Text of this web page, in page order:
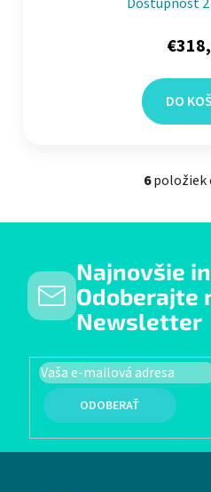
DO
6položiek
Najnovšie
Odoberajte
Newsletter
PRIHLÁSIŤ